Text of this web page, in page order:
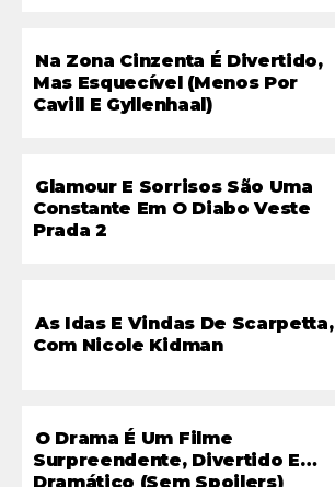
Na Zona Cinzenta É Divertido,
Mas Esquecível (menos Por
Cavill E Gyllenhaal)
Glamour E Sorrisos São Uma
Constante Em O Diabo Veste
Prada 2
As Idas E Vindas De Scarpetta,
Com Nicole Kidman
O Drama É Um Filme
Surpreendente, Divertido E…
Dramático (sem Spoilers)